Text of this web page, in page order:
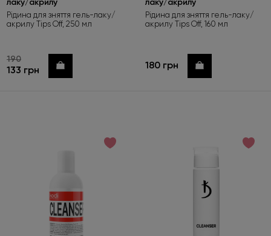
лаку/акрилу
Рідина для зняття гель-лаку/
акрилу Tips Off, 250 мл
190
133 грн Купити
лаку/акрилу
Рідина для зняття гель-лаку/
акрилу Tips Off, 160 мл
180 грн Купити